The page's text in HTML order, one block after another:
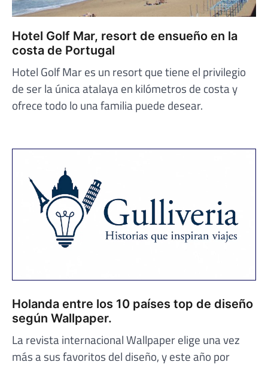
Hotel Golf Mar, resort de ensueño en la
costa de Portugal
Hotel Golf Mar es un resort que tiene el privilegio
de ser la única atalaya en kilómetros de costa y
ofrece todo lo una familia puede desear.
Holanda entre los 10 países top de diseño
según Wallpaper.
La revista internacional Wallpaper elige una vez
más a sus favoritos del diseño, y este año por